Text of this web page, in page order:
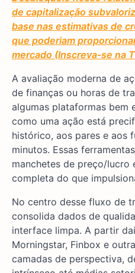
de capitalização
base nas estimativas de
que poderiam
mercado (Inscreva-se na
A avaliação moderna de
de finanças ou horas de
algumas plataformas bem
como uma ação está
histórico, aos pares e aos
minutos. Essas
manchetes de preço/lucro
completa do que
No centro desse fluxo de
consolida dados de
interface limpa. A partir
Morningstar, Finbox e
camadas de perspectiva,